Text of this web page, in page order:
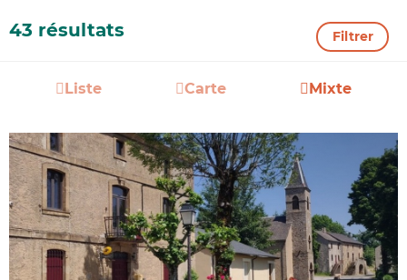
43 résultats Filtrer
Liste Carte Mixte